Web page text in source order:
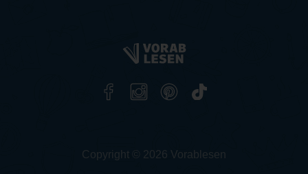
Copyright © 2026 Vorablesen